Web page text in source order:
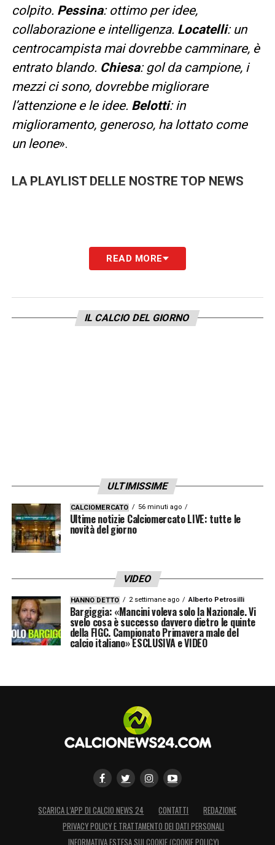
colpito. Pessina: ottimo per idee,
collaborazione e intelligenza. Locatelli: un
centrocampista mai dovrebbe camminare, è
entrato blando. Chiesa: gol da campione, i
mezzi ci sono, dovrebbe migliorare
l’attenzione e le idee. Belotti: in
miglioramento, generoso, ha lottato come
un leone».
LA PLAYLIST DELLE NOSTRE TOP NEWS
READ MORE
IL CALCIO DEL GIORNO
ULTIMISSIME
CALCIOMERCATO 56 minuti ago
Ultime notizie Calciomercato LIVE: tutte le
novità del giorno
VIDEO
HANNO DETTO 2 settimane ago Alberto Petrosilli
Bargiggia: «Mancini voleva solo la Nazionale. Vi
svelo cosa è successo davvero dietro le quinte
della FIGC. Campionato Primavera male del
calcio italiano» ESCLUSIVA e VIDEO
SCARICA L’APP DI CALCIO NEWS 24 CONTATTI
REDAZIONE
PRIVACY POLICY E TRATTAMENTO DEI DATI PERSONALI
INFORMATIVA ESTESA SUI COOKIE (COOKIE POLICY)